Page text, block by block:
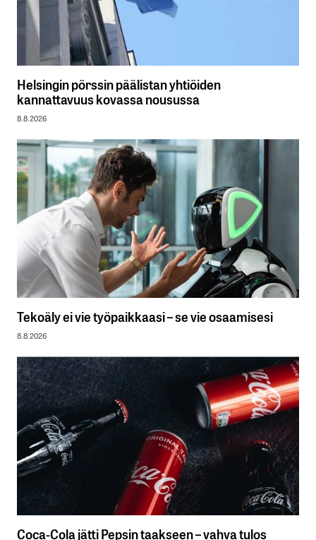
Helsingin pörssin päälistan yhtiöiden
kannattavuus kovassa nousussa
8.8.2026
Tekoäly ei vie työpaikkaasi – se vie osaamisesi
8.8.2026
Coca-Cola jätti Pepsin taakseen – vahva tulos